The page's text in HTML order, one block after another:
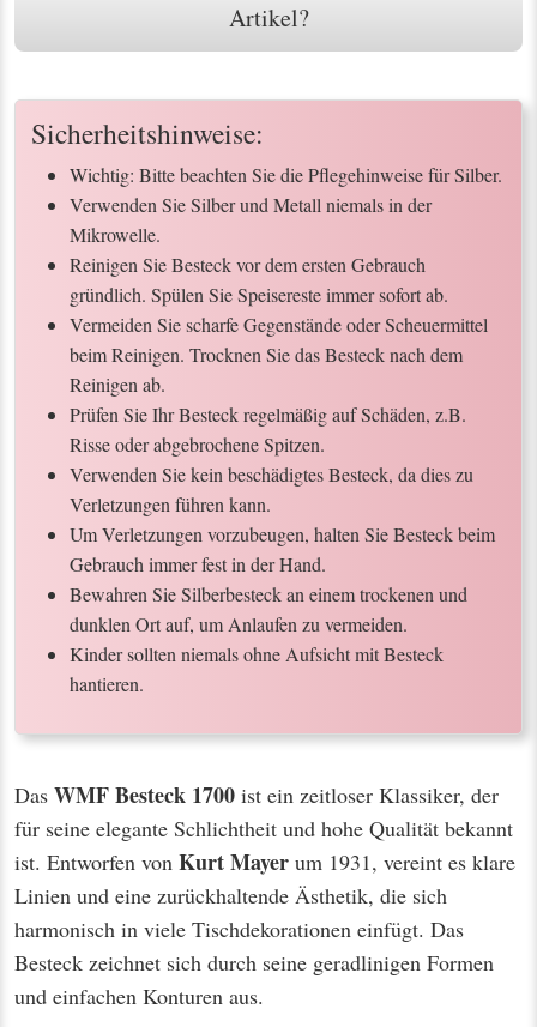
Artikel?
Sicherheitshinweise:
Wichtig: Bitte beachten Sie die Pflegehinweise für Silber.
Verwenden Sie Silber und Metall niemals in der
Mikrowelle.
Reinigen Sie Besteck vor dem ersten Gebrauch
gründlich. Spülen Sie Speisereste immer sofort ab.
Vermeiden Sie scharfe Gegenstände oder Scheuermittel
beim Reinigen. Trocknen Sie das Besteck nach dem
Reinigen ab.
Prüfen Sie Ihr Besteck regelmäßig auf Schäden, z.B.
Risse oder abgebrochene Spitzen.
Verwenden Sie kein beschädigtes Besteck, da dies zu
Verletzungen führen kann.
Um Verletzungen vorzubeugen, halten Sie Besteck beim
Gebrauch immer fest in der Hand.
Bewahren Sie Silberbesteck an einem trockenen und
dunklen Ort auf, um Anlaufen zu vermeiden.
Kinder sollten niemals ohne Aufsicht mit Besteck
hantieren.
Das WMF Besteck 1700 ist ein zeitloser Klassiker, der
für seine elegante Schlichtheit und hohe Qualität bekannt
ist. Entworfen von Kurt Mayer um 1931, vereint es klare
Linien und eine zurückhaltende Ästhetik, die sich
harmonisch in viele Tischdekorationen einfügt. Das
Besteck zeichnet sich durch seine geradlinigen Formen
und einfachen Konturen aus.